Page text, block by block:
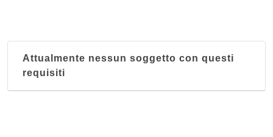
Attualmente nessun soggetto con questi
requisiti